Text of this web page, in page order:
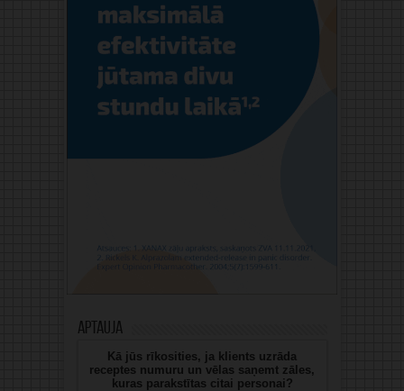
Aptauja
Kā jūs rīkosities, ja klients uzrāda
receptes numuru un vēlas saņemt zāles,
kuras parakstītas citai personai?